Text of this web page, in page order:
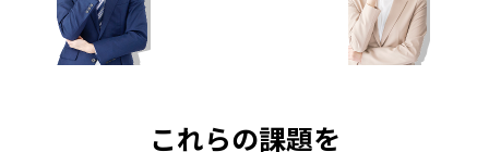
これらの課題を